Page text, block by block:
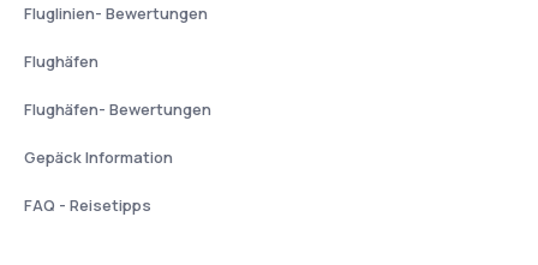
Fluglinien- Bewertungen
Flughäfen
Flughäfen- Bewertungen
Gepäck Information
FAQ - Reisetipps